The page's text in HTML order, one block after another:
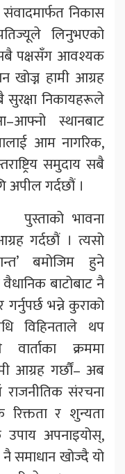
संवादमार्फत निकास
लिनुभएको
पक्षसँग आवश्यक
खोज्न हामी आग्रह
सुरक्षा निकायहरूले
स्थानबाट
आम नागरिक,
समुदाय सबै
अपील गर्दछौं ।
पुस्ताको भावना
गर्दछौं । त्यसो
बमोजिम हुने
बाटोबाट नै
भन्ने कुराको
विहिनताले थप
क्रममा
आग्रह गर्छौं– अब
राजनीतिक संरचना
रिक्तता र शुन्यता
अपनाइयोस्,
नै समाधान खोज्दै यो